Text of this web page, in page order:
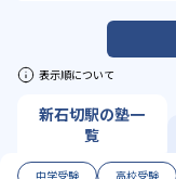
表示順について
新石切駅の塾一
覧
中学受験 高校受験